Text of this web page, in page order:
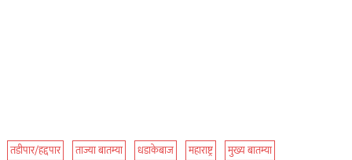
तडीपार/हद्दपार ताज्या बातम्या धडाकेबाज महाराष्ट्र मुख्य बातम्या